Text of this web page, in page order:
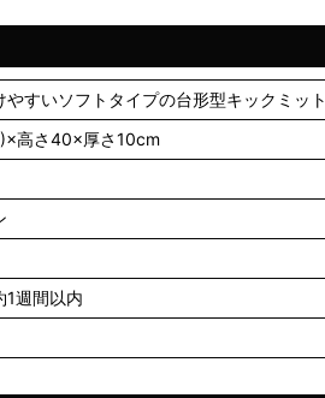
やすいソフトタイプの台形型キックミット
高さ40×厚さ10cm
1週間以内